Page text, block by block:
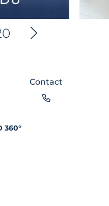
Contact
360°